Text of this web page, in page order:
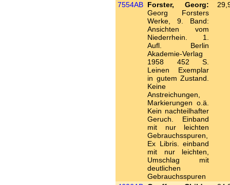
7554AB Forster, Georg:
Georg Forsters
Werke, 9. Band:
Ansichten vom
Niederrhein. 1.
Aufl. Berlin
Akademie-Verlag
1958 452 S.
Leinen Exemplar
in gutem Zustand.
Keine
Anstreichungen,
Markierungen o.ä.
Kein nachteilhafter
Geruch. Einband
mit nur leichten
Gebrauchsspuren,
Ex Libris. einband
mit nur leichten,
Umschlag mit
deutlichen
Gebrauchsspuren